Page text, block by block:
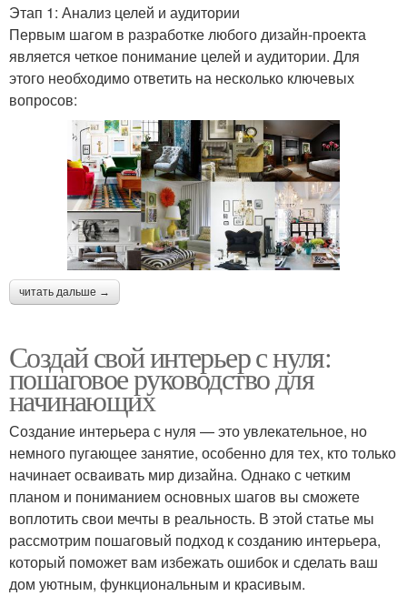
Этап 1: Анализ целей и аудитории
Первым шагом в разработке любого дизайн-проекта
является четкое понимание целей и аудитории. Для
этого необходимо ответить на несколько ключевых
вопросов:
читать дальше →
Создай свой интерьер с нуля:
пошаговое руководство для
начинающих
Создание интерьера с нуля — это увлекательное, но
немного пугающее занятие, особенно для тех, кто только
начинает осваивать мир дизайна. Однако с четким
планом и пониманием основных шагов вы сможете
воплотить свои мечты в реальность. В этой статье мы
рассмотрим пошаговый подход к созданию интерьера,
который поможет вам избежать ошибок и сделать ваш
дом уютным, функциональным и красивым.